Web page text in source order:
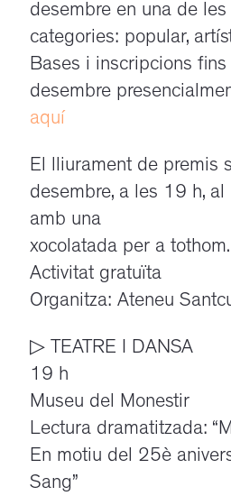
desembre en una de les
categories: popular,
Bases i inscripcions
desembre
aquí
El lliurament de premis
desembre, a les 19 h, al
amb una
xocolatada per a tothom.
Activitat gratuïta
Organitza: Ateneu
▷ TEATRE I DANSA
19 h
Museu del Monestir
Lectura dramatitzada:
En motiu del 25è
Sang”